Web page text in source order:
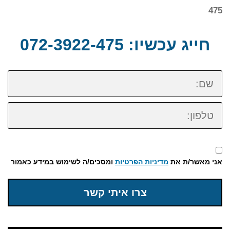
475
חייג עכשיו: 072-3922-475
שם:
טלפון:
אני מאשר/ת את מדיניות הפרטיות ומסכים/ה לשימוש במידע כאמור
צרו איתי קשר